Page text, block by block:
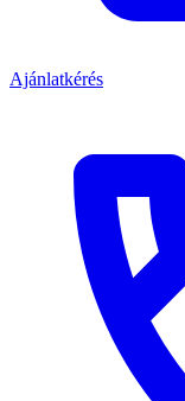
Ajánlatkérés